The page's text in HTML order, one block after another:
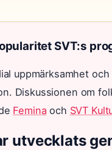
SVT:s
uppmärksamhet
Diskussionen om
Femina och SVT
utvecklats